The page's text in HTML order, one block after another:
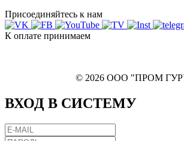
Присоединяйтесь к нам
К оплате принимаем
© 2026 ООО "ПРОМ
ВХОД В СИСТЕМУ